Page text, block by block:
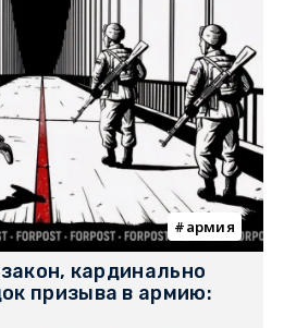
армия
кардинально
призыва в армию: